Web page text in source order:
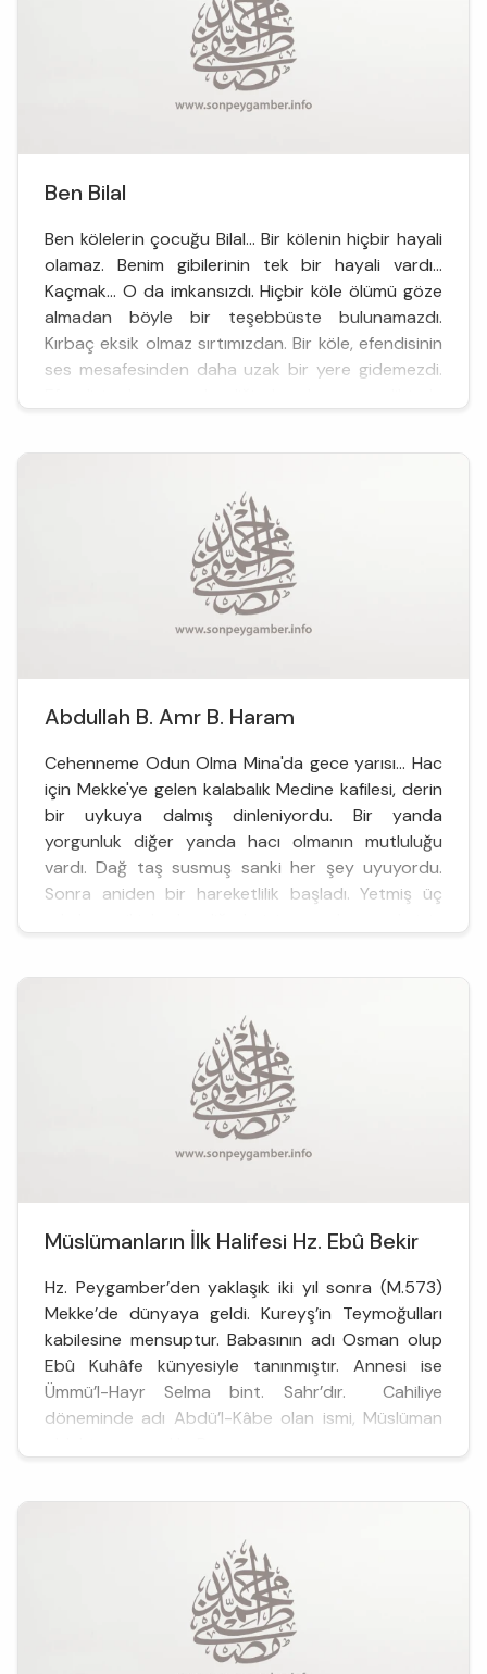
Ben Bilal
Ben kölelerin çocuğu Bilal... Bir kölenin hiçbir hayali
olamaz. Benim gibilerinin tek bir hayali vardı...
Kaçmak... O da imkansızdı. Hiçbir köle ölümü göze
almadan böyle bir teşebbüste bulunamazdı.
Kırbaç eksik olmaz sırtımızdan. Bir köle, efendisinin
ses mesafesinden daha uzak bir yere gidemezdi.
görevlerimden b...
Abdullah B. Amr B. Haram
Cehenneme Odun Olma Mina'da gece yarısı... Hac
için Mekke'ye gelen kalabalık Medine kafilesi, derin
bir uykuya dalmış dinleniyordu. Bir yanda
yorgunluk diğer yanda hacı olmanın mutluluğu
vardı. Dağ taş susmuş sanki her şey uyuyordu.
Sonra aniden bir hareketlilik başladı. Yetmiş üç
Onlar All...
Müslümanların İlk Halifesi Hz. Ebû Bekir
Hz. Peygamber’den yaklaşık iki yıl sonra (M.573)
Mekke’de dünyaya geldi. Kureyş’in Teymoğulları
kabilesine mensuptur. Babasının adı Osman olup
Ebû Kuhâfe künyesiyle tanınmıştır. Annesi ise
Ümmü’l-Hayr Selma bint. Sahr’dır. Cahiliye
döneminde adı Abdü’l-Kâbe olan ismi, Müslüman